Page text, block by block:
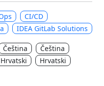
CI/CD
IDEA GitLab Solutions
Čeština
Čeština
Hrvatski
Hrvatski